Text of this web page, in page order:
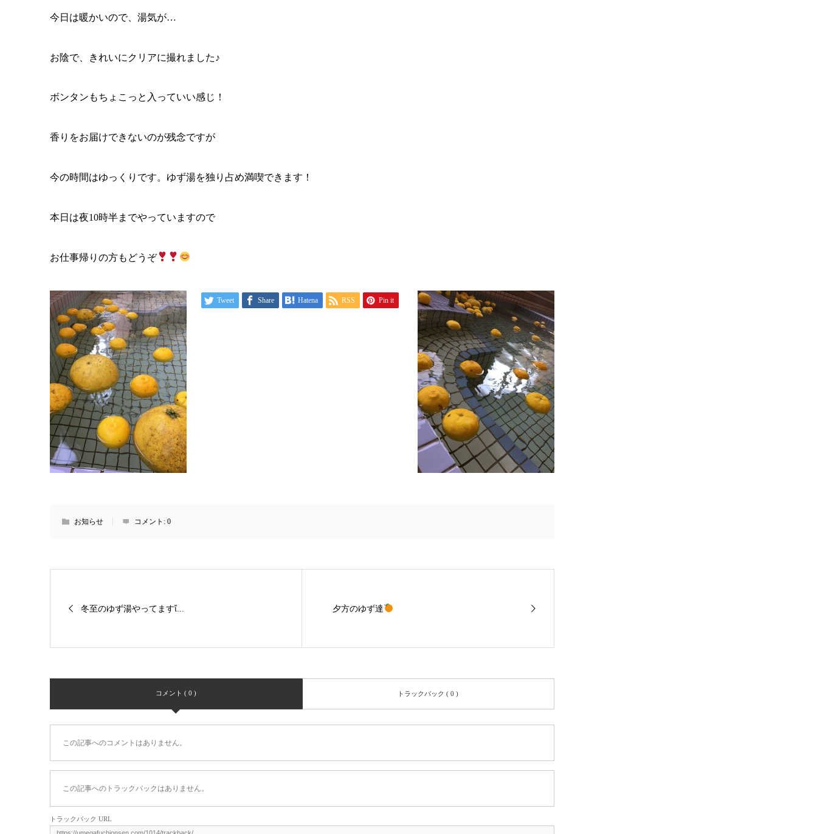
今日は暖かいので、湯気が…
お陰で、きれいにクリアに撮れました♪
ボンタンもちょこっと入っていい感じ！
香りをお届けできないのが残念ですが
今の時間はゆっくりです。ゆず湯を独り占め満喫できます！
本日は夜10時半までやっていますので
お仕事帰りの方もどうぞ
Tweet Share Hatena RSS Pin it
お知らせ コメント: 0
冬至のゆず湯やってますἴ... 夕方のゆず達
コメント ( 0 ) トラックバック ( 0 )
この記事へのコメントはありません。
この記事へのトラックバックはありません。
トラックバック URL